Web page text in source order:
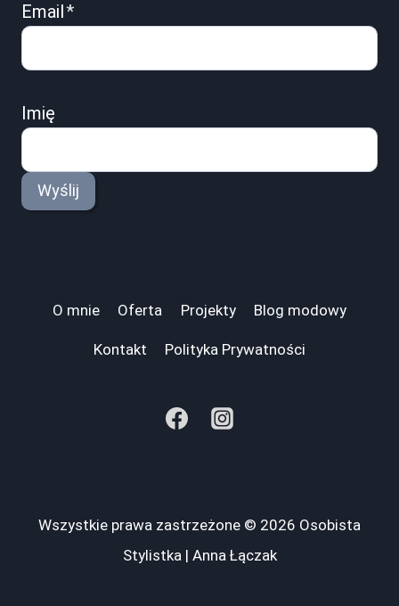
Email*
Imię
Wyślij
O mnie Oferta Projekty Blog modowy
Kontakt Polityka Prywatności
Wszystkie prawa zastrzeżone © 2026 Osobista
Stylistka | Anna Łączak